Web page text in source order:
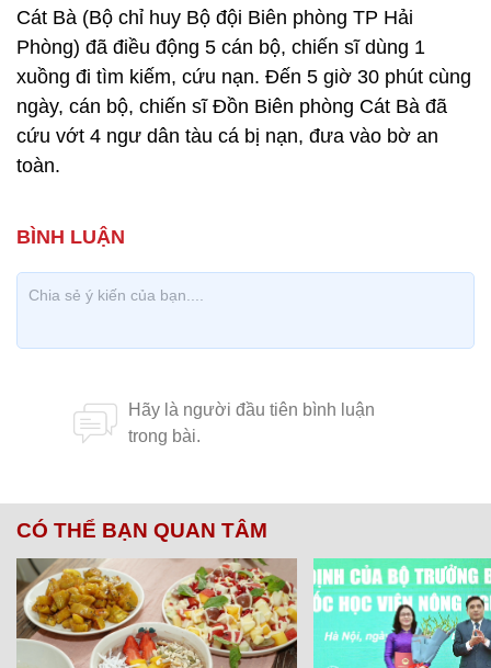
Cát Bà (Bộ chỉ huy Bộ đội Biên phòng TP Hải
Phòng) đã điều động 5 cán bộ, chiến sĩ dùng 1
xuồng đi tìm kiếm, cứu nạn. Đến 5 giờ 30 phút cùng
ngày, cán bộ, chiến sĩ Đồn Biên phòng Cát Bà đã
cứu vớt 4 ngư dân tàu cá bị nạn, đưa vào bờ an
toàn.
CÓ THỂ BẠN QUAN TÂM